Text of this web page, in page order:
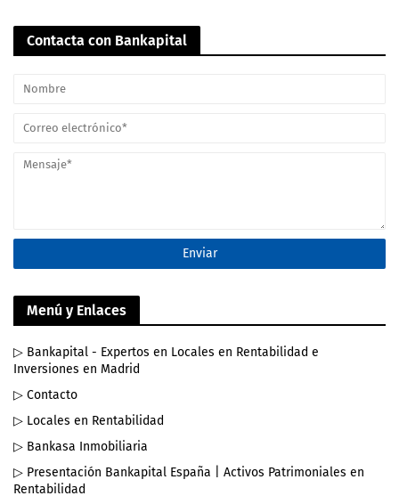
Contacta con Bankapital
Menú y Enlaces
▷ Bankapital - Expertos en Locales en Rentabilidad e
Inversiones en Madrid
▷ Contacto
▷ Locales en Rentabilidad
▷ Bankasa Inmobiliaria
▷ Presentación Bankapital España | Activos Patrimoniales en
Rentabilidad